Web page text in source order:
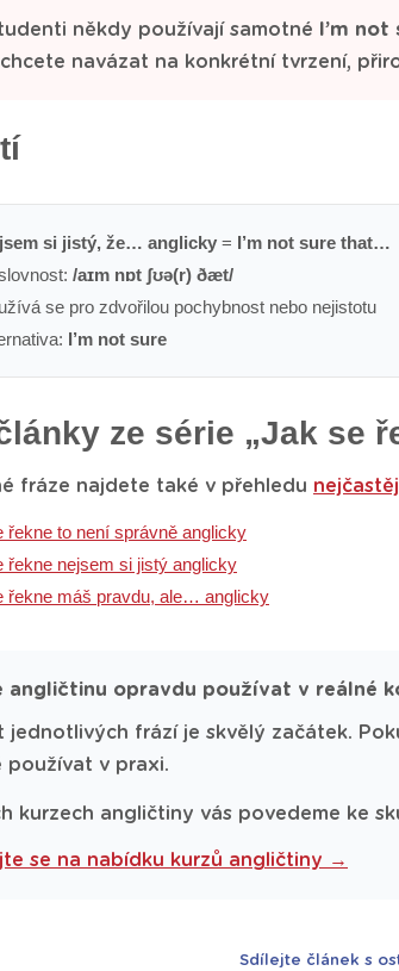
někdy používají samotné I’m not
navázat na konkrétní tvrzení,
si jistý, že… anglicky = I’m not sure that…
/aɪm nɒt ʃʊə(r) ðæt/
se pro zdvořilou pochybnost nebo nejistotu
I’m not sure
ze série „Jak se
fráze najdete také v přehledu
řekne to není správně anglicky
řekne nejsem si jistý anglicky
řekne máš pravdu, ale… anglicky
angličtinu opravdu používat v reálné
jednotlivých frází je skvělý začátek.
používat v praxi.
kurzech angličtiny vás povedeme ke
se na nabídku kurzů angličtiny →
Sdílejte článek s